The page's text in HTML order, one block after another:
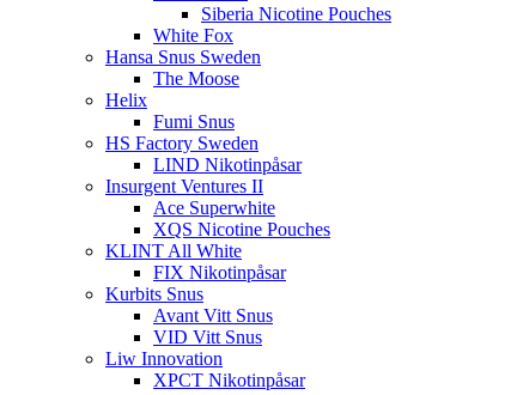
Siberia Nicotine Pouches
White Fox
Hansa Snus Sweden
The Moose
Helix
Fumi Snus
HS Factory Sweden
LIND Nikotinpåsar
Insurgent Ventures II
Ace Superwhite
XQS Nicotine Pouches
KLINT All White
FIX Nikotinpåsar
Kurbits Snus
Avant Vitt Snus
VID Vitt Snus
Liw Innovation
XPCT Nikotinpåsar